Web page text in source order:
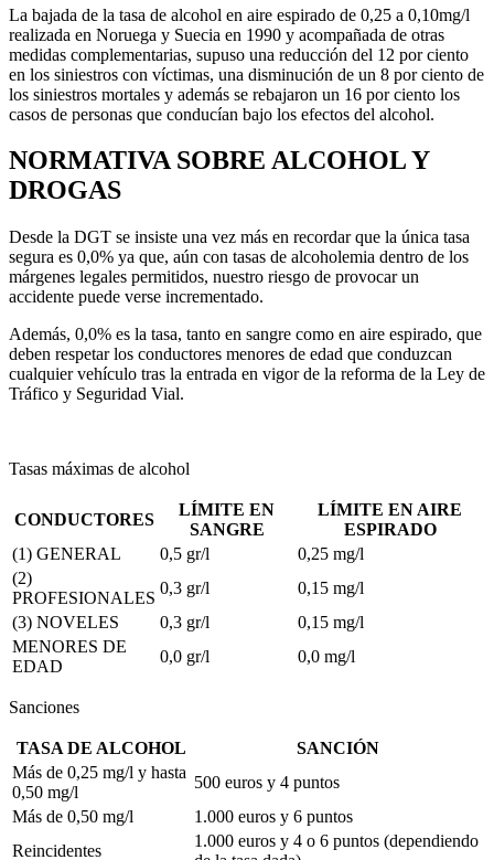
La bajada de la tasa de alcohol en aire espirado de 0,25 a 0,10mg/l
realizada en Noruega y Suecia en 1990 y acompañada de otras
medidas complementarias, supuso una reducción del 12 por ciento
en los siniestros con víctimas, una disminución de un 8 por ciento de
los siniestros mortales y además se rebajaron un 16 por ciento los
casos de personas que conducían bajo los efectos del alcohol.
NORMATIVA SOBRE ALCOHOL Y
DROGAS
Desde la DGT se insiste una vez más en recordar que la única tasa
segura es 0,0% ya que, aún con tasas de alcoholemia dentro de los
márgenes legales permitidos, nuestro riesgo de provocar un
accidente puede verse incrementado.
Además, 0,0% es la tasa, tanto en sangre como en aire espirado, que
deben respetar los conductores menores de edad que conduzcan
cualquier vehículo tras la entrada en vigor de la reforma de la Ley de
Tráfico y Seguridad Vial.
Tasas máximas de alcohol
CONDUCTORES
LÍMITE EN
SANGRE
LÍMITE EN AIRE
ESPIRADO
(1) GENERAL
0,5 gr/l
0,25 mg/l
(2)
PROFESIONALES
0,3 gr/l
0,15 mg/l
(3) NOVELES
0,3 gr/l
0,15 mg/l
MENORES DE
EDAD
0,0 gr/l 0,0 mg/l
Sanciones
TASA DE ALCOHOL
SANCIÓN
Más de 0,25 mg/l y hasta
0,50 mg/l
500 euros y 4 puntos
Más de 0,50 mg/l
1.000 euros y 6 puntos
Reincidentes
1.000 euros y 4 o 6 puntos (dependiendo